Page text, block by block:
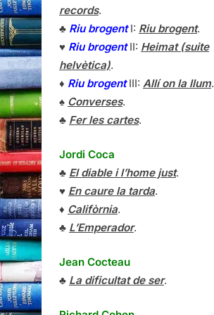
records.
♣ Riu brogentI: Riu brogent.
♥ Riu brogentII: Heimat (suite
helvètica).
♦ Riu brogentIII: Allí on la llum.
♠ Converses.
♣ Fer les cartes.
Jordi Coca
♣ El diable i l’home just.
♥ En caure la tarda.
♦ Califòrnia.
♣ L’Emperador.
Jean Cocteau
♣ La dificultat de ser.